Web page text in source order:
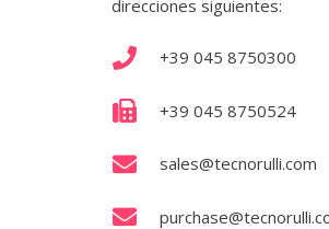
direcciones siguientes:
+39 045 8750300
+39 045 8750524
sales@tecnorulli.com